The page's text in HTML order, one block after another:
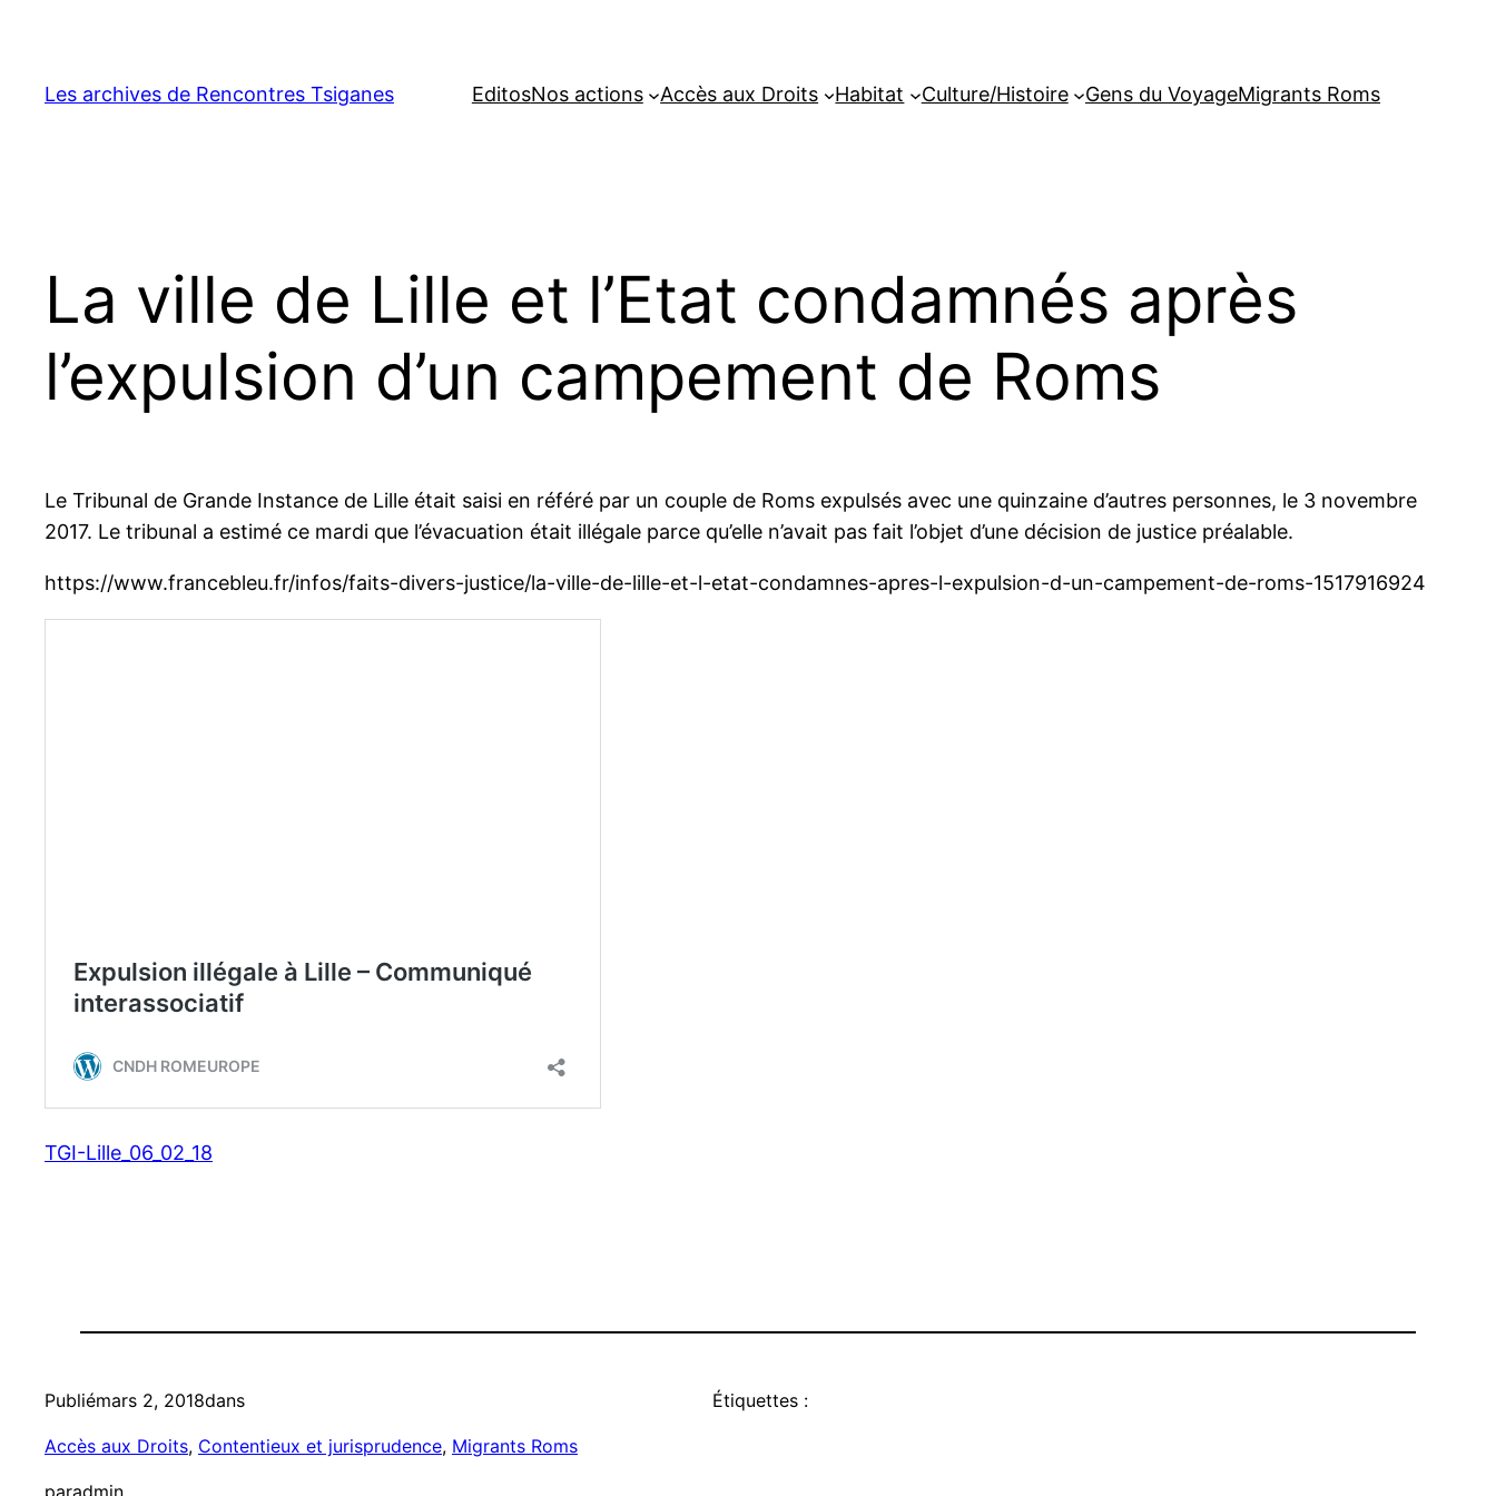
contenu
Les archives de Rencontres Tsiganes EditosNos actions Accès aux Droits Habitat Culture/Histoire Gens du VoyageMigrants Roms
La ville de Lille et l’Etat condamnés après
l’expulsion d’un campement de Roms
Le Tribunal de Grande Instance de Lille était saisi en référé par un couple de Roms expulsés avec une quinzaine d’autres personnes, le 3 novembre
2017. Le tribunal a estimé ce mardi que l’évacuation était illégale parce qu’elle n’avait pas fait l’objet d’une décision de justice préalable.
https://www.francebleu.fr/infos/faits-divers-justice/la-ville-de-lille-et-l-etat-condamnes-apres-l-expulsion-d-un-campement-de-roms-1517916924
TGI-Lille_06_02_18
Publiémars 2, 2018dans
Accès aux Droits, Contentieux et jurisprudence, Migrants Roms
Étiquettes :